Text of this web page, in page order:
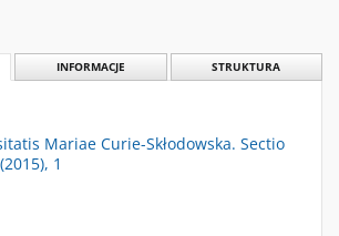
INFORMACJE STRUKTURA
Mariae Curie-Skłodowska. Sectio
1